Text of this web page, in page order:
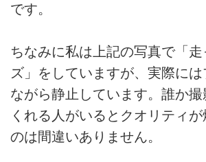
です。
ちなみに私は上記の写真で「
ズ」をしていますが、実際には
ながら静止しています。誰か
くれる人がいるとクオリティ
のは間違いありません。